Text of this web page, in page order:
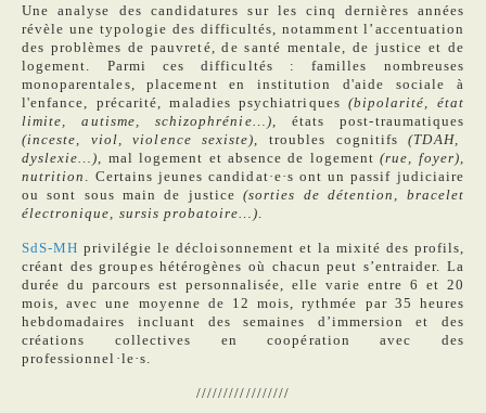
Une analyse des candidatures sur les cinq dernières années
révèle une typologie des difficultés, notamment l’accentuation
des problèmes de pauvreté, de santé mentale, de justice et de
logement. Parmi ces difficultés : familles nombreuses
monoparentales, placement en institution d'aide sociale à
l'enfance, précarité, maladies psychiatriques(bipolarité, état
limite, autisme, schizophrénie…) , états post-traumatiques
(inceste, viol, violence sexiste) , troubles cognitifs (TDAH,
dyslexie…) , mal logement et absence de logement(rue, foyer),
nutrition
. Certains jeunes candidat·e·s ont un passif judiciaire
ou sont sous main de justice(sorties de détention, bracelet
électronique, sursis probatoire…)
SdS-MHprivilégie le décloisonnement et la mixité des profils,
créant des groupes hétérogènes où chacun peut s’entraider. La
durée du parcours est personnalisée, elle varie entre 6 et 20
mois, avec une moyenne de 12 mois, rythmée par 35 heures
hebdomadaires incluant des semaines d’immersion et des
créations collectives en coopération avec des
professionnel·le·s.
/////////////////